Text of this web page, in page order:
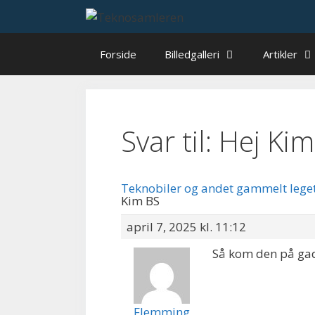
Forside Billedgalleri Artikler
Svar til: Hej
Teknobiler og andet gammelt
Kim BS
april 7, 2025 kl. 11:12
Så kom den på